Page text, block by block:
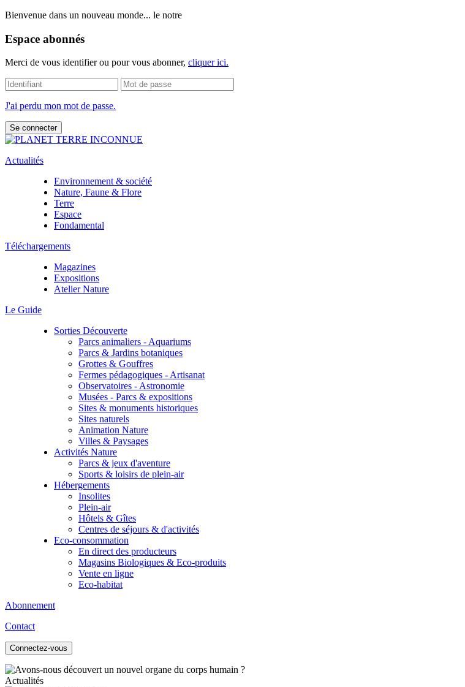
Bienvenue dans un nouveau monde... le notre
Espace abonnés
Merci de vous identifier ou pour vous abonner, cliquer ici.
J'ai perdu mon mot de passe.
Actualités
Environnement & société
Nature, Faune & Flore
Terre
Espace
Fondamental
Téléchargements
Magazines
Expositions
Atelier Nature
Le Guide
Sorties Découverte
Parcs animaliers - Aquariums
Parcs & Jardins botaniques
Grottes & Gouffres
Fermes pédagogiques - Artisanat
Observatoires - Astronomie
Musées - Parcs & expositions
Sites & monuments historiques
Sites naturels
Animation Nature
Villes & Paysages
Activités Nature
Parcs & jeux d'aventure
Sports & loisirs de plein-air
Hébergements
Insolites
Plein-air
Hôtels & Gîtes
Centres de séjours & d'activités
Eco-consommation
En direct des producteurs
Magasins Biologiques & Eco-produits
Vente en ligne
Eco-habitat
Abonnement
Contact
Connectez-vous
Actualités